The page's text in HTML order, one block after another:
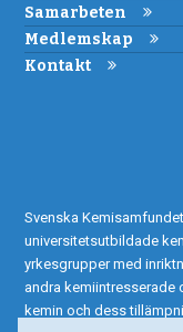
Samarbeten
Medlemskap
Kontakt
Svenska
universitetsutbildade
yrkesgrupper med
andra kemiintresserade
kemin och dess